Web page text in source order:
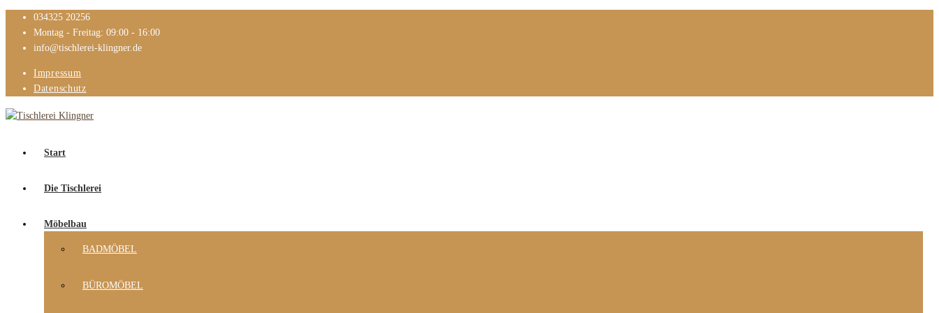
034325 20256
Montag - Freitag: 09:00 - 16:00
info@tischlerei-klingner.de
Impressum
Datenschutz
Start
Die Tischlerei
Möbelbau
BADMÖBEL
BÜROMÖBEL